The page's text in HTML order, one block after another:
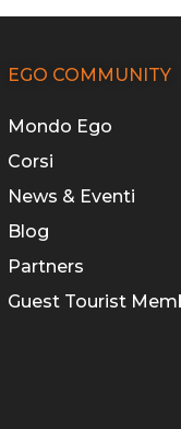
EGO COMMUNITY
Mondo Ego
Corsi
News & Eventi
Blog
Partners
Guest Tourist